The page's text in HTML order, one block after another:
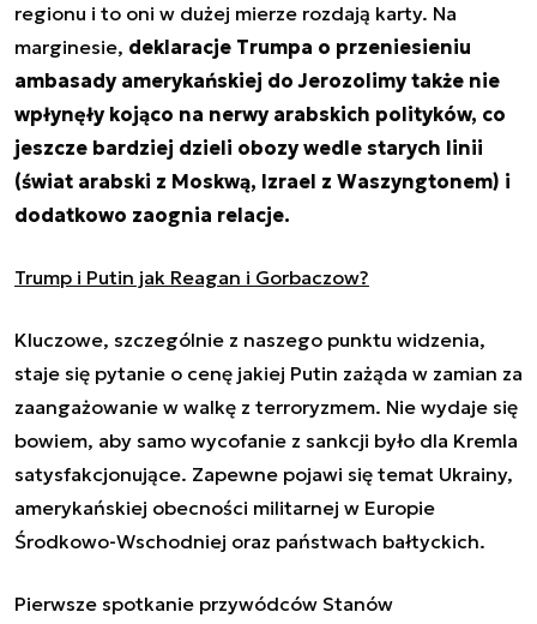
regionu i to oni w dużej mierze rozdają karty. Na
marginesie, deklaracje Trumpa o przeniesieniu
ambasady amerykańskiej do Jerozolimy także nie
wpłynęły kojąco na nerwy arabskich polityków, co
jeszcze bardziej dzieli obozy wedle starych linii
(świat arabski z Moskwą, Izrael z Waszyngtonem) i
dodatkowo zaognia relacje.
Trump i Putin jak Reagan i Gorbaczow?
Kluczowe, szczególnie z naszego punktu widzenia,
staje się pytanie o cenę jakiej Putin zażąda w zamian za
zaangażowanie w walkę z terroryzmem. Nie wydaje się
bowiem, aby samo wycofanie z sankcji było dla Kremla
satysfakcjonujące. Zapewne pojawi się temat Ukrainy,
amerykańskiej obecności militarnej w Europie
Środkowo-Wschodniej oraz państwach bałtyckich.
Pierwsze spotkanie przywódców Stanów